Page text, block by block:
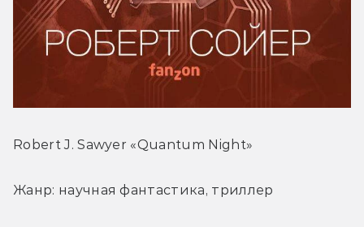
Robert J. Sawyer «Quantum Night»
Жанр: научная фантастика, триллер